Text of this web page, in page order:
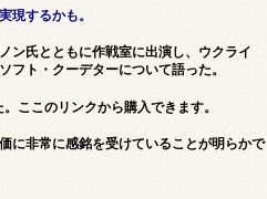
現するかも。
ン氏とともに作戦室に出演し、ウクライ
フト・クーデターについて語った。
ここのリンクから購入できます。
に非常に感銘を受けていることが明らかで